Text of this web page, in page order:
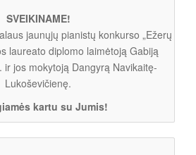
SVEIKINAME!
jaunųjų pianistų konkurso „Ežerų
laureato diplomo laimėtoją Gabiją
ir jos mokytoją Dangyrą Navikaitę-
Lukoševičienę.
kartu su Jumis!